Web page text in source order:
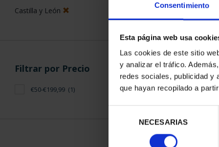
Consentimiento
Esta página web usa
Las cookies de este sitio
y analizar el tráfico.
redes sociales, publicidad y
que hayan recopilado a
consentimiento
NECESARIAS
Castilla y León
Filtrar por Precio
€50-€199,99 (1)
CIUDADES